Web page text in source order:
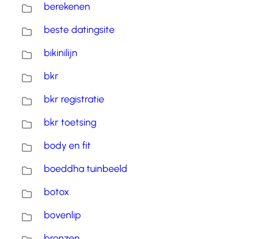
berekenen
beste datingsite
bikinilijn
bkr
bkr registratie
bkr toetsing
body en fit
boeddha tuinbeeld
botox
bovenlip